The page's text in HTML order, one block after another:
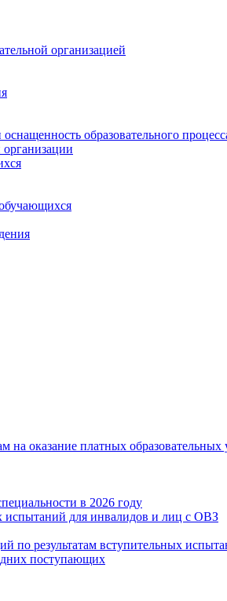
организацией
образовательного
организации
на оказание платных образовательных
в 2026 году
испытаний для инвалидов и лиц с ОВЗ
по результатам вступительных
поступающих